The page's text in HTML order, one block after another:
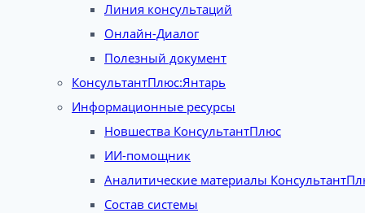
Линия консультаций
Онлайн-Диалог
Полезный документ
КонсультантПлюс:Янтарь
Информационные ресурсы
Новшества КонсультантПлюс
ИИ-помощник
Аналитические материалы
Состав системы